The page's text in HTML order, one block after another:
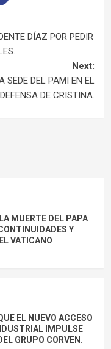
DÍAZ POR PEDIR
Next:
SEDE DEL PAMI EN EL
DE CRISTINA.
MUERTE DEL PAPA
Y
VATICANO
EL NUEVO ACCESO
IMPULSE
GRUPO CORVEN.